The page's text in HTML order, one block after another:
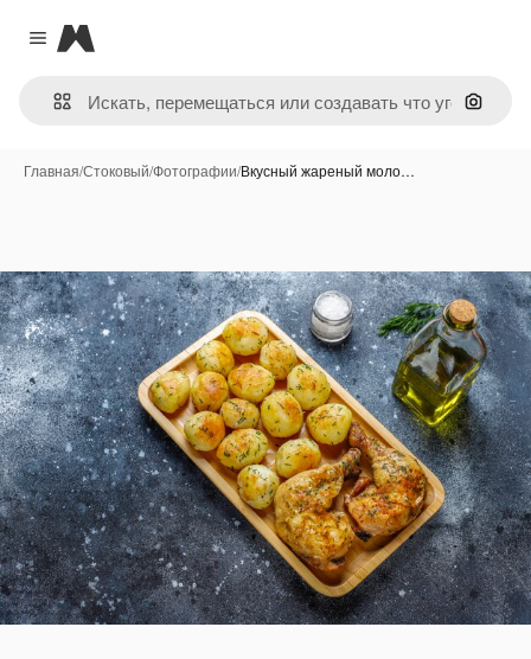
Close menu
Magnific
Поиск
Главная/Стоковый/Фотографии/Вкусный жареный моло…